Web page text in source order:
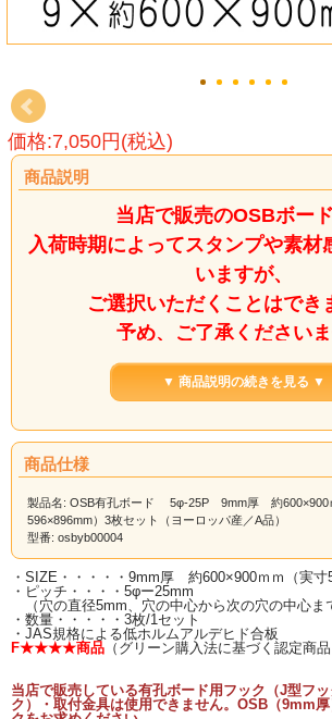
価格:7,050円(税込)
商品説明
当店で販売のOSBボード
入荷時期によってスタンプや素材
いますが、
ご選択いただくことはでき
予め、ご了承くださいま
OSB有孔ボードに、約
（実寸596×896mm）の
枚セットのお買い得価格
場！！
文、
イズ
が孔
す。
くこ
の規
▼ 商品説明の続きを見る ▼
商品仕様
製品名: OSB有孔ボード 5φ-25P 9mm厚 約600×900
596×896mm）3枚セット（ヨーロッパ産／A品）
型番: osbyb00004
・SIZE・・・・・9mm厚 約600×900ｍｍ（実寸
・ピッチ・・・・5φー25mm
（穴の直径5mm、穴の中心から次の穴の中心ま
・数量・・・・・3枚/1セット
・JAS規格による低ホルムアルデヒド合板
F★★★★商品 （グリーン購入法に基づく認定商品
当店で販売している有孔ボード用フック（J型フ
ク）・取付金具は使用できません。OSB（9mm